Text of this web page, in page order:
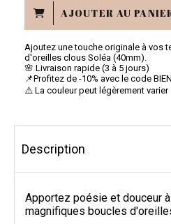
AJOUTER AU
Ajoutez une touche originale à vos
d'oreilles clous Soléa (40mm).
🌸 Livraison rapide (3 à 5 jours)
📌Profitez de -10% avec le code
⚠️ La couleur peut légèrement varier
Description
Apportez poésie et douceur
magnifiques boucles